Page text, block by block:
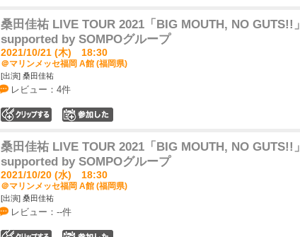
桑田佳祐 LIVE TOUR 2021「BIG MOUTH, NO GUTS!!」
supported by SOMPOグループ
2021/10/21 (木) 18:30
＠マリンメッセ福岡 A館 (福岡県)
[出演] 桑田佳祐
レビュー：4件
桑田佳祐 LIVE TOUR 2021「BIG MOUTH, NO GUTS!!」
supported by SOMPOグループ
2021/10/20 (水) 18:30
＠マリンメッセ福岡 A館 (福岡県)
[出演] 桑田佳祐
レビュー：--件